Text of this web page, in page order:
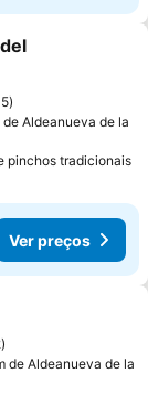
Aldeanueva de la
pinchos tradicionais
Ver preços
de Aldeanueva de la